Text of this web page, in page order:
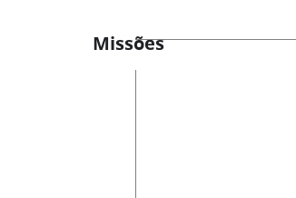
Missões